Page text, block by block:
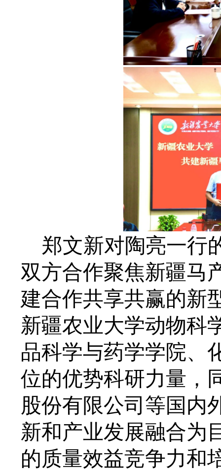
郑文新对陶亮一行
双方合作聚焦新疆马
建合作共享共赢的新
新疆农业大学动物科
品科学与药学学院、
位的优势科研力量，
股份有限公司等国内
新和产业发展融合为
的质量效益竞争力和